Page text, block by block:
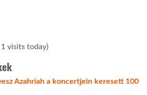
visits today)
Azahriah a koncertjein keresett 100